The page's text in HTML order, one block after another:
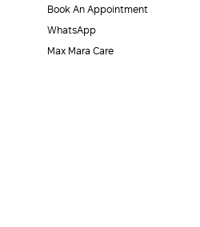
Book An Appointment
WhatsApp
Max Mara Care